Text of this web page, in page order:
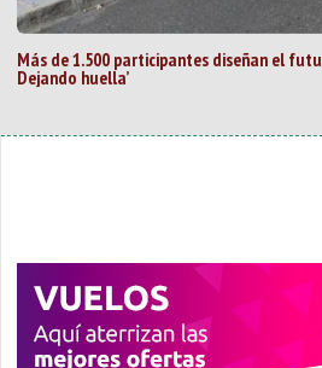
Más de 1.500 participantes diseñan el
Dejando huella’